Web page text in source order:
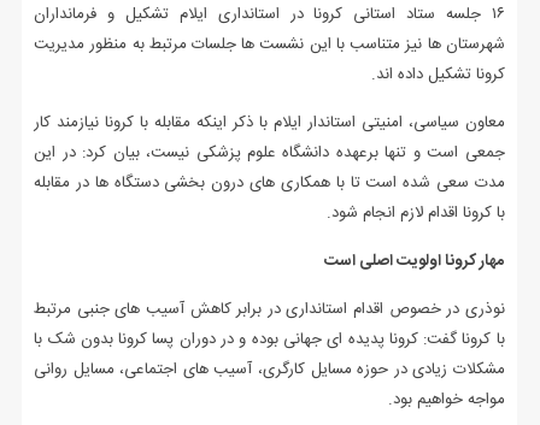
۱۶ جلسه ستاد استانی کرونا در استانداری ایلام تشکیل و فرمانداران
شهرستان ها نیز متناسب با این نشست ها جلسات مرتبط به منظور مدیریت
کرونا تشکیل داده اند.
معاون سیاسی، امنیتی استاندار ایلام با ذکر اینکه مقابله با کرونا نیازمند کار
جمعی است و تنها برعهده دانشگاه علوم پزشکی نیست، بیان کرد: در این
مدت سعی شده است تا با همکاری های درون بخشی دستگاه ها در مقابله
با کرونا اقدام لازم انجام شود.
مهار کرونا اولویت اصلی است
نوذری در خصوص اقدام استانداری در برابر کاهش آسیب های جنبی مرتبط
با کرونا گفت: کرونا پدیده ای جهانی بوده و در دوران پسا کرونا بدون شک با
مشکلات زیادی در حوزه مسایل کارگری، آسیب های اجتماعی، مسایل روانی
مواجه خواهیم بود.